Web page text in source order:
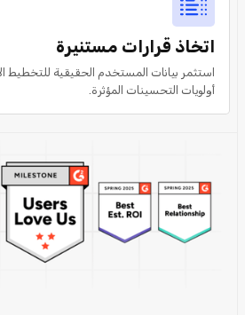
اتخاذ قرارات مستنيرة
استثمر بيانات المستخدم الحقيقية للتخطيط
أولويات التحسينات المؤثرة.